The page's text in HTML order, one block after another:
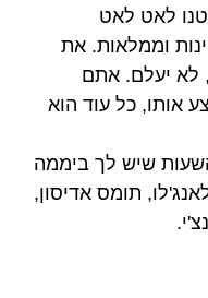
לאט לאט
וממלאות. את
לא יעלם. אתם
אותו, כל עוד הוא
שיש לך ביממה
תומס אדיסון,